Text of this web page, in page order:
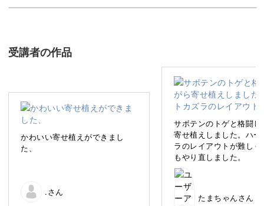
サボテンを育てたことがない方にもぴったりの入門講座な
ので、どなたでも安心して参加できますよ。
コンパクトな寄せ植えは、いつもの空間にすっとなじみ、
忙しい日常に、ほんの少しのグリーンと癒しを取り入れて
受講者の作品
かわいい寄せ植えができまし
た、
.さん
サボテンのトゲと格闘し
寄せ植えしました。ハー
ラのレイアウトが難しく
もやり直しました。
たまちゃんさん